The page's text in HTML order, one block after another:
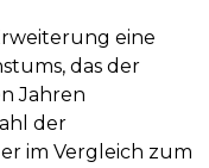
eine
das der
Jahren
der
im Vergleich zum